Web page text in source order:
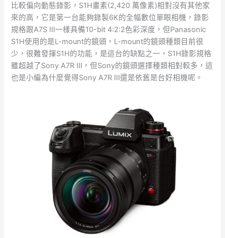
比較偏向動態錄影，S1H畫素(2,420 萬像素)相對沒有其他家
來的高，它是第一台能夠錄製6K的全幅數位單眼相機，錄影
規格跟A7S III一樣具備10-bit 4:2:2色彩深度，但Panasonic
S1H使用的是L-mount的鏡頭，L-mount的鏡頭種類目前很
少，很難發揮S1H的功能，是這台的缺點之一，S1H錄影規格
雖超越了Sony A7R III，但Sony的鏡頭選擇種類相對較多，這
也是小編為什麼覺得Sony A7R III還是依舊是台好相機呢。